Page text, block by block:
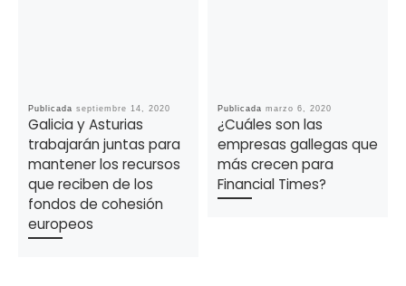
Publicada septiembre 14, 2020
Galicia y Asturias
trabajarán juntas para
mantener los recursos
que reciben de los
fondos de cohesión
europeos
Publicada marzo 6, 2020
¿Cuáles son las
empresas gallegas que
más crecen para
Financial Times?